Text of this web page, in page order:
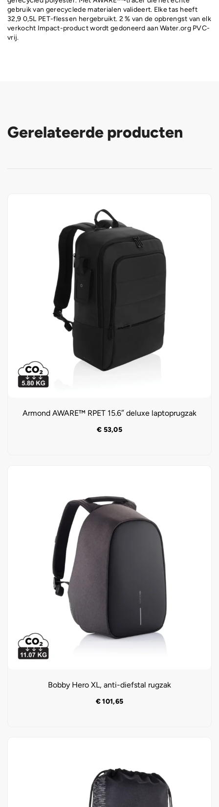
gebruik van gerecyclede materialen valideert. Elke tas heeft
32,9 0,5L PET-flessen hergebruikt. 2 % van de opbrengst van elk
verkocht Impact-product wordt gedoneerd aan Water.org PVC-
vrij.
Gerelateerde producten
Armond AWARE™ RPET 15.6″ deluxe laptoprugzak
€ 53,05
Bobby Hero XL, anti-diefstal rugzak
€101,65